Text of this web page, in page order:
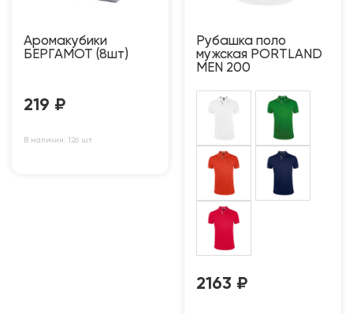
Аромакубики
БЕРГАМОТ (8шт)
219 ₽
В наличии: 126 шт
Рубашка поло
мужская PORTLAND
MEN 200
2163 ₽